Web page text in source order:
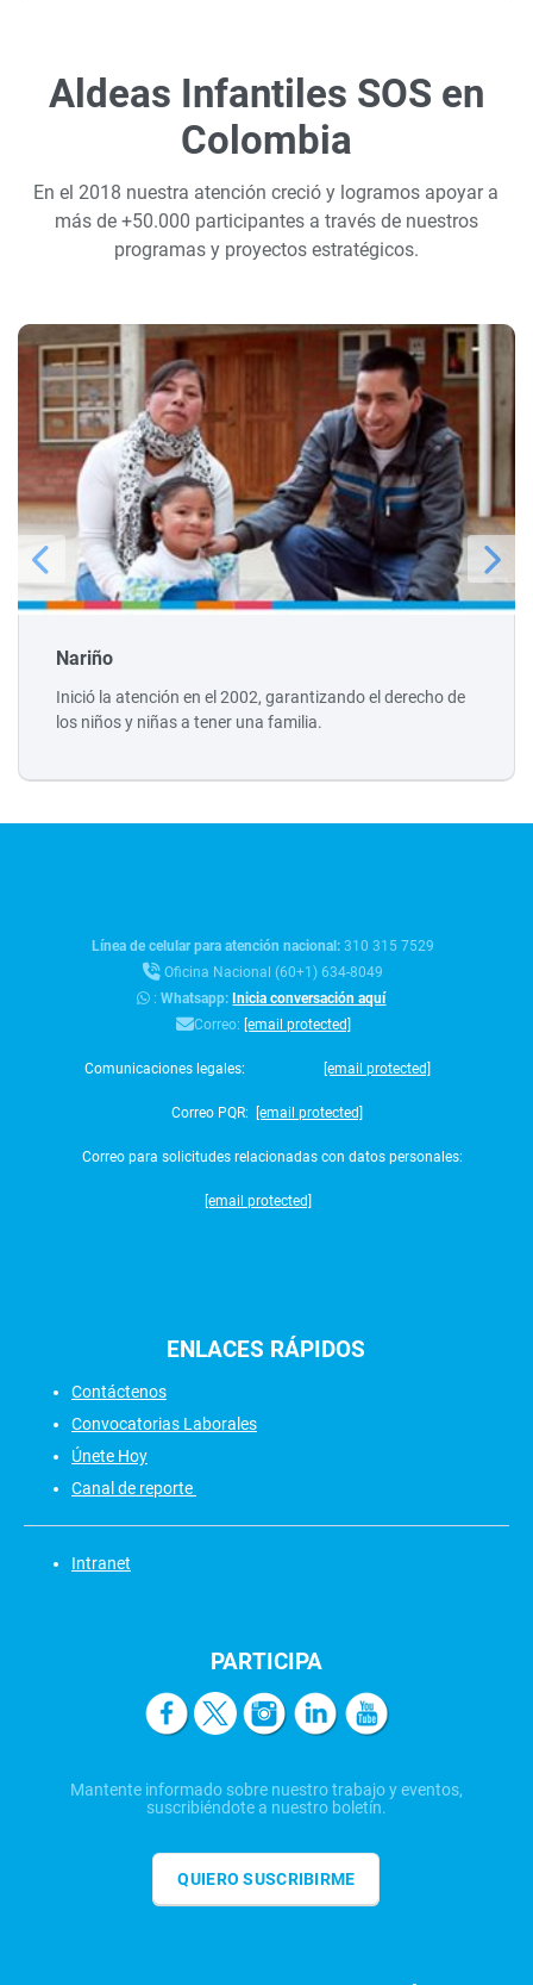
Aldeas Infantiles SOS en
Colombia
En el 2018 nuestra atención creció y logramos apoyar a
más de +50.000 participantes a través de nuestros
programas y proyectos estratégicos.
Nariño
Inició la atención en el 2002, garantizando el derecho de
los niños y niñas a tener una familia.
Línea de celular para atención nacional:310 315 7529
Oficina Nacional (60+1) 634-8049
:Whatsapp:Inicia conversación aquí
Correo: [email protected]
Comunicaciones legales: [email protected]
Correo PQR: [email protected]
Correo para solicitudes relacionadas con datos personales:
[email protected]
ENLACES RÁPIDOS
Contáctenos
Convocatorias Laborales
Únete Hoy
Canal de reporte
Intranet
PARTICIPA
Mantente informado sobre nuestro trabajo y eventos,
suscribiéndote a nuestro boletín.
QUIERO SUSCRIBIRME